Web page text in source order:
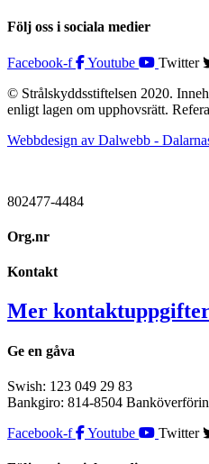
Följ oss i sociala medier
Facebook-f Youtube
Twitter
© Strålskyddsstiftelsen 2020.
enligt lagen om upphovsrätt.
Webbdesign av Dalwebb -
802477-4484
Org.nr
Kontakt
Mer
Ge en gåva
Swish: 123 049 29 83
Bankgiro: 814-8504
Facebook-f
Youtube Twitter